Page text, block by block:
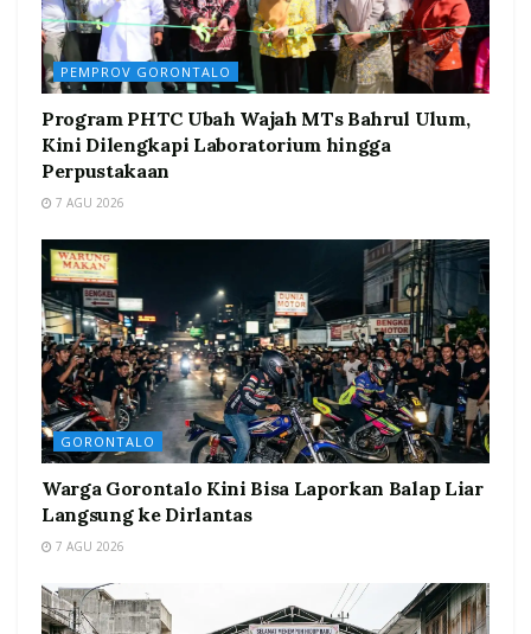
PEMPROV GORONTALO
Program PHTC Ubah Wajah MTs Bahrul Ulum,
Kini Dilengkapi Laboratorium hingga
Perpustakaan
7 AGU 2026
GORONTALO
Warga Gorontalo Kini Bisa Laporkan Balap Liar
Langsung ke Dirlantas
7 AGU 2026